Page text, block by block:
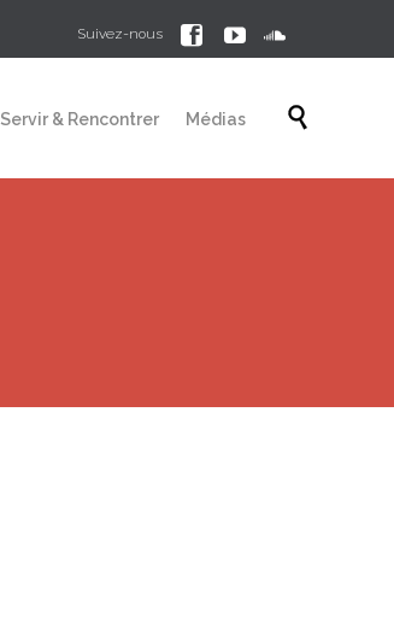
Suivez-nous   
Skip
Servir & Rencontrer Médias 